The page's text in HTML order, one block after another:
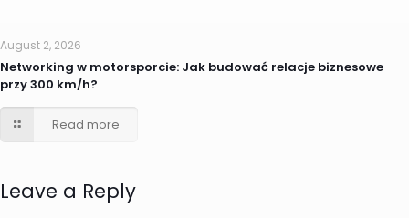
August 2, 2026
Networking w motorsporcie: Jak budować relacje biznesowe
przy 300 km/h?
Read more
Leave a Reply